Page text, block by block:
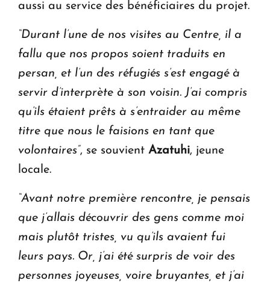
aussi au service des bénéficiaires du projet.
“Durant l’une de nos visites au Centre, il a
fallu que nos propos soient traduits en
persan, et l’un des réfugiés s’est engagé à
servir d’interprète à son voisin. J’ai compris
qu’ils étaient prêts à s’entraider au même
titre que nous le faisions en tant que
volontaires”, se souvient Azatuhi, jeune
locale.
“Avant notre première rencontre, je pensais
que j’allais découvrir des gens comme moi
mais plutôt tristes, vu qu’ils avaient fui
leurs pays. Or, j’ai été surpris de voir des
personnes joyeuses, voire bruyantes, et j’ai